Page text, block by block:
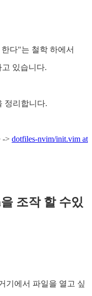
다"는 철학 하에서
있습니다.
정리합니다.
-> dotfiles-nvim/init.vim at
조작 할 수있
기에서 파일을 열고 싶